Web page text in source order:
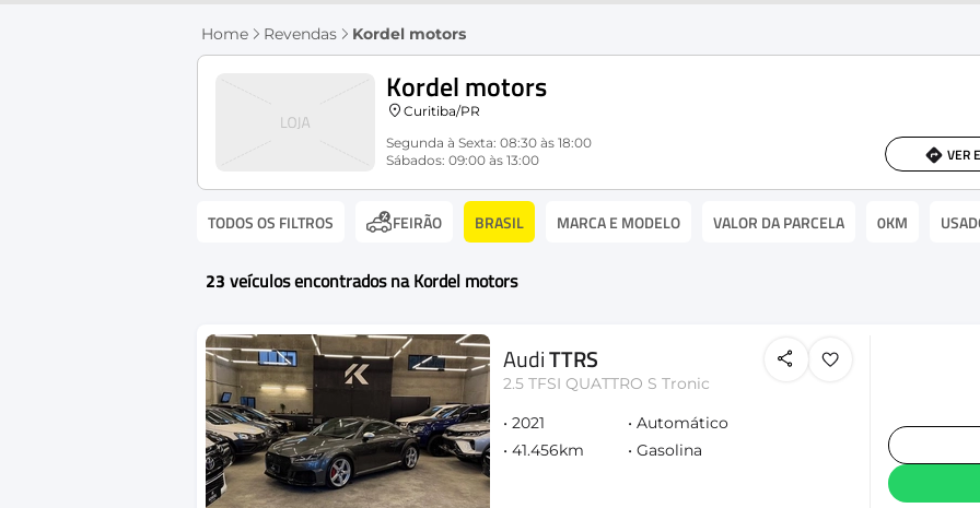
Home Revendas Kordel motors
Kordel motors
Curitiba/PR
Segunda à Sexta: 08:30 às 18:00
Sábados: 09:00 às 13:00
VER
TODOS OS FILTROS FEIRÃO BRASIL MARCA E MODELO VALOR DA PARCELA 0KM
23 veículos encontrados na Kordel motors
AudiTTRS
2.5 TFSI QUATTRO S Tronic
2021
Automático
41.456km
Gasolina